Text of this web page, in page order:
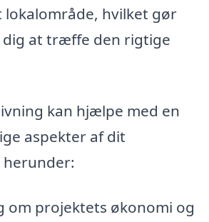
lokalområde, hvilket gør
at træffe den rigtige
kan hjælpe med en
aspekter af dit
om projektets økonomi og